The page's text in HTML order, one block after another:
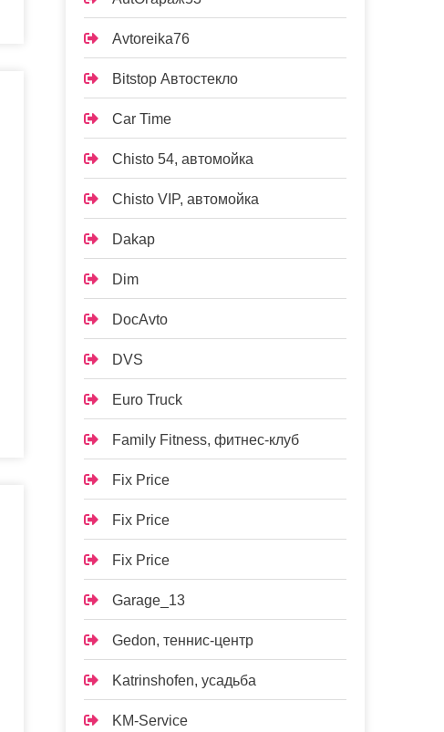
Avtoreika76
Bitstop Автостекло
Car Time
Chisto 54, автомойка
Chisto VIP, автомойка
Dakap
Dim
DocAvto
DVS
Euro Truck
Family Fitness, фитнес-клуб
Fix Price
Fix Price
Fix Price
Garage_13
Gedon, теннис-центр
Katrinshofen, усадьба
KM-Service